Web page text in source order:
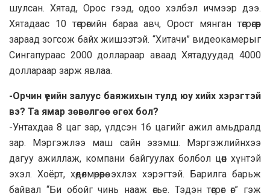
шулсан. Хятад, Орос гээд, одоо хэлбэл ичмээр дээ.
Хятадаас 10 төгрөгийн бараа авч, Орост мянган төгрөгөөр
зараад зогсож байх жишээтэй. “Хитачи” видеокамерыг
Сингапураас 2000 доллараар аваад Хятадуудад 4000
доллараар зарж явлаа.
-Орчин үеийн залуус баяжихын тулд юу хийх хэрэгтэй
вэ? Та ямар зөвөлгөө өгөх бол?
-Унтахдаа 8 цаг зар, үлдсэн 16 цагийг ажил амьдралд
зар. Мэргэжлээ маш сайн эзэмш. Мэргэжлийнхээ
дагуу ажиллаж, компани байгуулах болбол цөөн хүнтэй
эхэл. Хоёрт, хөдөлмөрөөрөө эхлэх хэрэгтэй. Барилга барьж
байвал “Би обойг чинь нааж өгье. Тэдэн төгрөг өг” гэж